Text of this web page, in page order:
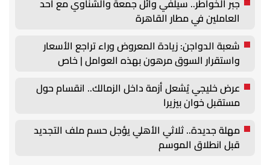
العاملين في مطار القاهرة
شعبة الدواجن: زيادة المعروض وراء تراجع الأسعار
واستقرار السوق مرهون بهذه العوامل | خاص
عرض خليجي يُشعل أزمة داخل الزمالك.. انقسام حول
مستقبل خوان بيزيرا
مهلة جديدة.. ثلاثي الأهلي يؤجل حسم ملف التجديد
قبل انطلاق الموسم